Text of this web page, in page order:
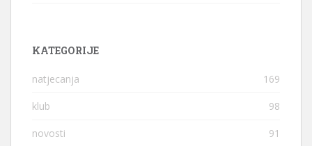
KATEGORIJE
natjecanja 169
klub 98
novosti 91